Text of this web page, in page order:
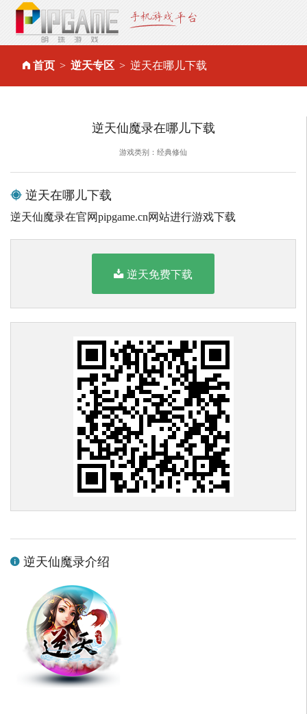
首页 逆天专区 逆天在哪儿下载
逆天仙魔录在哪儿下载
游戏类别：经典修仙
逆天在哪儿下载
逆天仙魔录在官网pipgame.cn网站进行游戏下载
逆天免费下载
逆天仙魔录介绍